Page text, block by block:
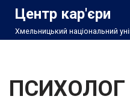
Перейти
Центр кар'єри
Хмельницький національний
ПСИХОЛОГ